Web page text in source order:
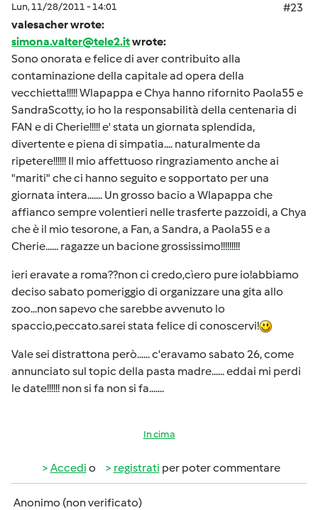
Lun, 11/28/2011 - 14:01
#23
valesacher wrote:
simona.valter@tele2.itwrote:
Sono onorata e felice di aver contribuito alla
contaminazione della capitale ad opera della
vecchietta!!!!! Wlapappa e Chya hanno rifornito Paola55 e
SandraScotty, io ho la responsabilità della centenaria di
FAN e di Cherie!!!!! e' stata un giornata splendida,
divertente e piena di simpatia.... naturalmente da
ripetere!!!!!! Il mio affettuoso ringraziamento anche ai
"mariti" che ci hanno seguito e sopportato per una
giornata intera....... Un grosso bacio a Wlapappa che
affianco sempre volentieri nelle trasferte pazzoidi, a Chya
che è il mio tesorone, a Fan, a Sandra, a Paola55 e a
Cherie...... ragazze un bacione grossissimo!!!!!!!!!
ieri eravate a roma??non ci credo,cìero pure io!abbiamo
deciso sabato pomeriggio di organizzare una gita allo
zoo...non sapevo che sarebbe avvenuto lo
spaccio,peccato.sarei stata felice di conoscervi!
Vale sei distrattona però...... c'eravamo sabato 26, come
annunciato sul topic della pasta madre...... eddai mi perdi
le date!!!!!! non si fa non si fa.......
In cima
Accedi o registrati per poter commentare
Anonimo (non verificato)